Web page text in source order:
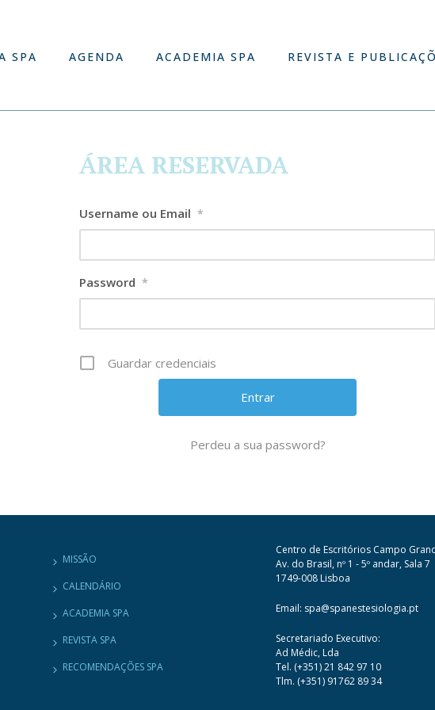
SPA AGENDA ACADEMIA SPA REVISTA E
ÁREA RESERVADA
Username ou Email *
Password *
Guardar credenciais
Perdeu a sua password?
MISSÃO
CALENDÁRIO
ACADEMIA SPA
REVISTA SPA
RECOMENDAÇÕES SPA
Centro de Escritórios Campo
Av. do Brasil, nº 1 - 5º andar, Sala 7
1749-008 Lisboa
Email: spa@spanestesiologia.pt
Secretariado Executivo:
Ad Médic, Lda
Tel. (+351) 21 842 97 10
Tlm. (+351) 91762 89 34